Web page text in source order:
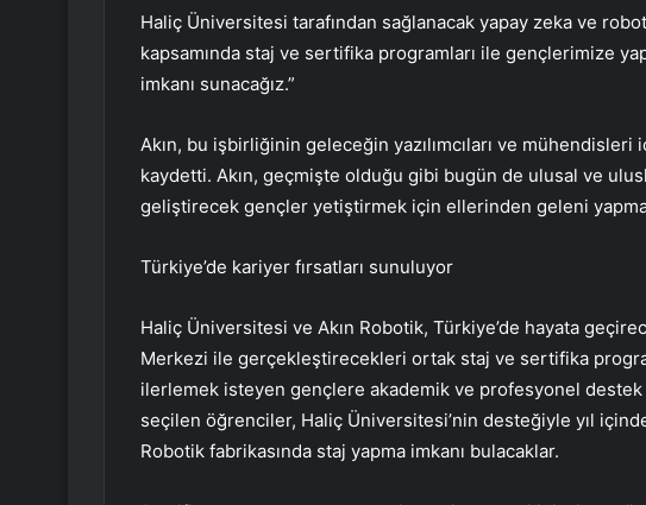
Haliç Üniversitesi tarafından sağlanacak yapay zeka ve
kapsamında staj ve sertifika programları ile gençlerimize
imkanı sunacağız.”
Akın, bu işbirliğinin geleceğin yazılımcıları ve
kaydetti. Akın, geçmişte olduğu gibi bugün de ulusal ve
geliştirecek gençler yetiştirmek için ellerinden geleni
Türkiye’de kariyer fırsatları sunuluyor
Haliç Üniversitesi ve Akın Robotik, Türkiye’de hayata
Merkezi ile gerçekleştirecekleri ortak staj ve sertifika
ilerlemek isteyen gençlere akademik ve profesyonel
seçilen öğrenciler, Haliç Üniversitesi’nin desteğiyle yıl içinde
Robotik fabrikasında staj yapma imkanı bulacaklar.